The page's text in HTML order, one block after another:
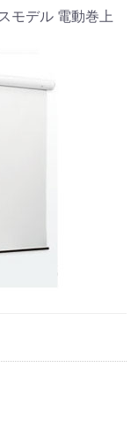
モデル 電動巻上